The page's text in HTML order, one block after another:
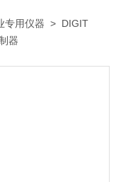
专用仪器 > DIGIT
器